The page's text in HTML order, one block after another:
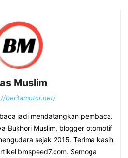
Muslim
beritamotor.net/
jadi mendatangkan pembaca.
Bukhori Muslim, blogger otomotif
sejak 2015. Terima kasih
bmspeed7.com. Semoga